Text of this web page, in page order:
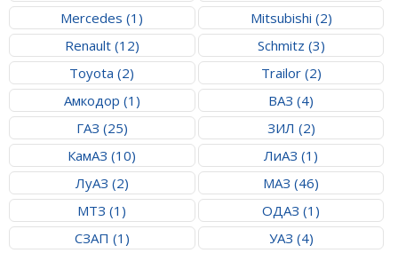
Mercedes (1)
Mitsubishi (2)
Renault (12)
Schmitz (3)
Toyota (2)
Trailor (2)
Амкодор (1)
ВАЗ (4)
ГАЗ (25)
ЗИЛ (2)
КамАЗ (10)
ЛиАЗ (1)
ЛуАЗ (2)
МАЗ (46)
МТЗ (1)
ОДАЗ (1)
СЗАП (1)
УАЗ (4)